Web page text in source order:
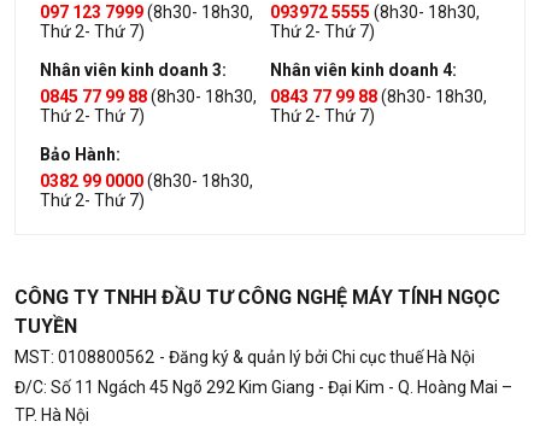
097 123 7999(8h30- 18h30,
Thứ 2- Thứ 7)
093972 5555 (8h30- 18h30,
Thứ 2- Thứ 7)
Nhân viên kinh doanh 3:
0845 77 99 88(8h30- 18h30,
Thứ 2- Thứ 7)
Nhân viên kinh doanh 4:
0843 77 99 88(8h30- 18h30,
Thứ 2- Thứ 7)
Bảo Hành:
0382 99 0000(8h30- 18h30,
Thứ 2- Thứ 7)
CÔNG TY TNHH ĐẦU TƯ CÔNG NGHỆ MÁY TÍNH NGỌC
TUYỀN
MST: 0108800562 - Đăng ký & quản lý bởi Chi cục thuế Hà Nội
Đ/C: Số 11 Ngách 45 Ngõ 292 Kim Giang - Đại Kim - Q. Hoàng Mai –
TP. Hà Nội